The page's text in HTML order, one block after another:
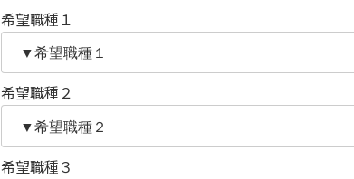
希望職種１
希望職種２
希望職種３